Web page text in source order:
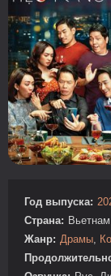
Год выпуска:
Страна: Вьетнам
Жанр: Драмы